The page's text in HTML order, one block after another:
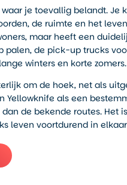
je toevallig belandt. Je
de ruimte en het
maar heeft een
palen, de pick-up trucks
winters en korte zomers.
om de hoek, net als
Yellowknife als een
de bekende routes. Het
leven voortdurend in